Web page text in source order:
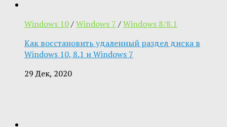
Windows 10/Windows 7 /Windows 8/8.1
Как восстановить удаленный раздел диска в
Windows 10, 8.1 и Windows 7
29 Дек, 2020